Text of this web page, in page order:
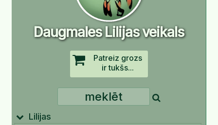
Daugmales Lilijas veikals
Patreiz grozs
ir tukšs...
Lilijas